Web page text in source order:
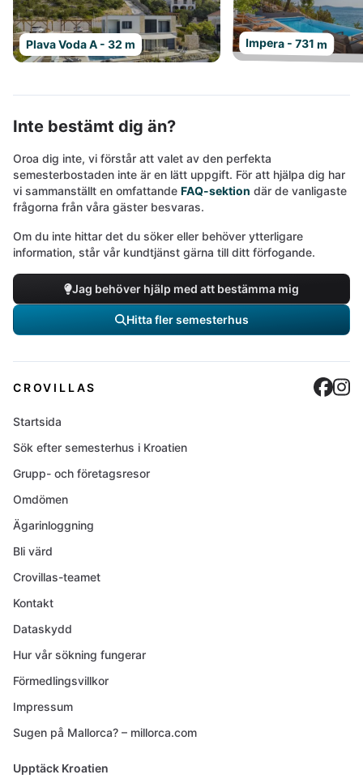
Plava Voda A - 32 m Impera - 731 m
Inte bestämt dig än?
Oroa dig inte, vi förstår att valet av den perfekta
semesterbostaden inte är en lätt uppgift. För att hjälpa dig har
vi sammanställt en omfattande FAQ-sektion där de vanligaste
frågorna från våra gäster besvaras.
Om du inte hittar det du söker eller behöver ytterligare
information, står vår kundtjänst gärna till ditt förfogande.
Jag behöver hjälp med att bestämma mig
Hitta fler semesterhus
CROVILLAS
Startsida
Sök efter semesterhus i Kroatien
Grupp- och företagsresor
Omdömen
Ägarinloggning
Bli värd
Crovillas-teamet
Kontakt
Dataskydd
Hur vår sökning fungerar
Förmedlingsvillkor
Impressum
Sugen på Mallorca? – millorca.com
Upptäck Kroatien